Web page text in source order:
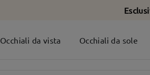
Occhiali da vista Occhiali da sole